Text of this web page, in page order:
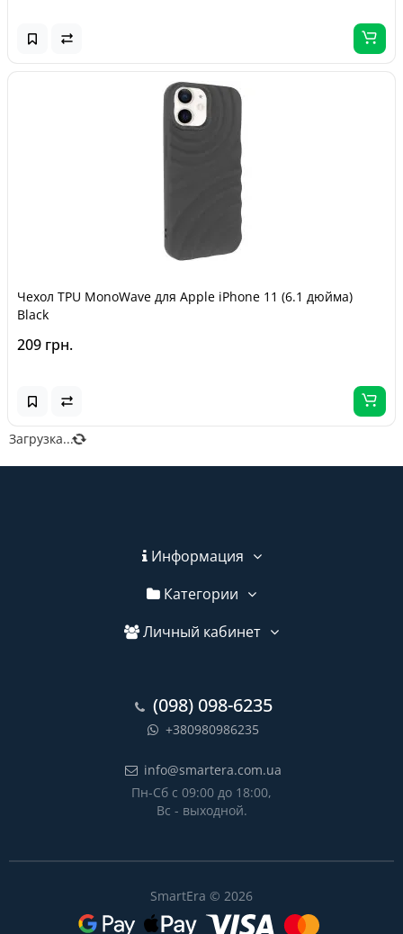
Чехол TPU MonoWave для Apple iPhone 11 (6.1 дюйма)
Black
209 грн.
Загрузка...
Информация
Категории
Личный кабинет
(098) 098-6235
+380980986235
info@smartera.com.ua
Пн-Сб с 09:00 до 18:00,
Вс - выходной.
SmartEra © 2026